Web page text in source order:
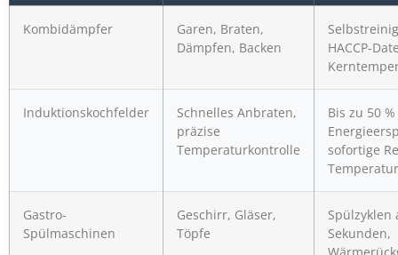
Kombidämpfer
Garen, Braten,
Dämpfen, Backen
HACCP-
Induktionskochfelder
Schnelles Anbraten,
präzise
Temperaturkontrolle
Bis zu 50 %
sofortige
Gastro-
Spülmaschinen
Geschirr, Gläser,
Töpfe
Spülzyklen
Sekunden,